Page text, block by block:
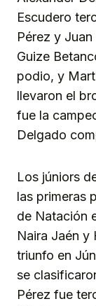
Escudero
Pérez y
Guize
podio, y
llevaron el
fue la
Delgado
Los júniors
las primeras
de Natación
Naira Jaén y
triunfo en
se
Pérez fue